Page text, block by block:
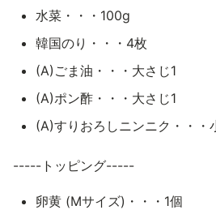
水菜・・・100g
韓国のり・・・4枚
(A)ごま油・・・大さじ1
(A)ポン酢・・・大さじ1
(A)すりおろしニンニク・・・
-----トッピング-----
卵黄 (Mサイズ)・・・1個